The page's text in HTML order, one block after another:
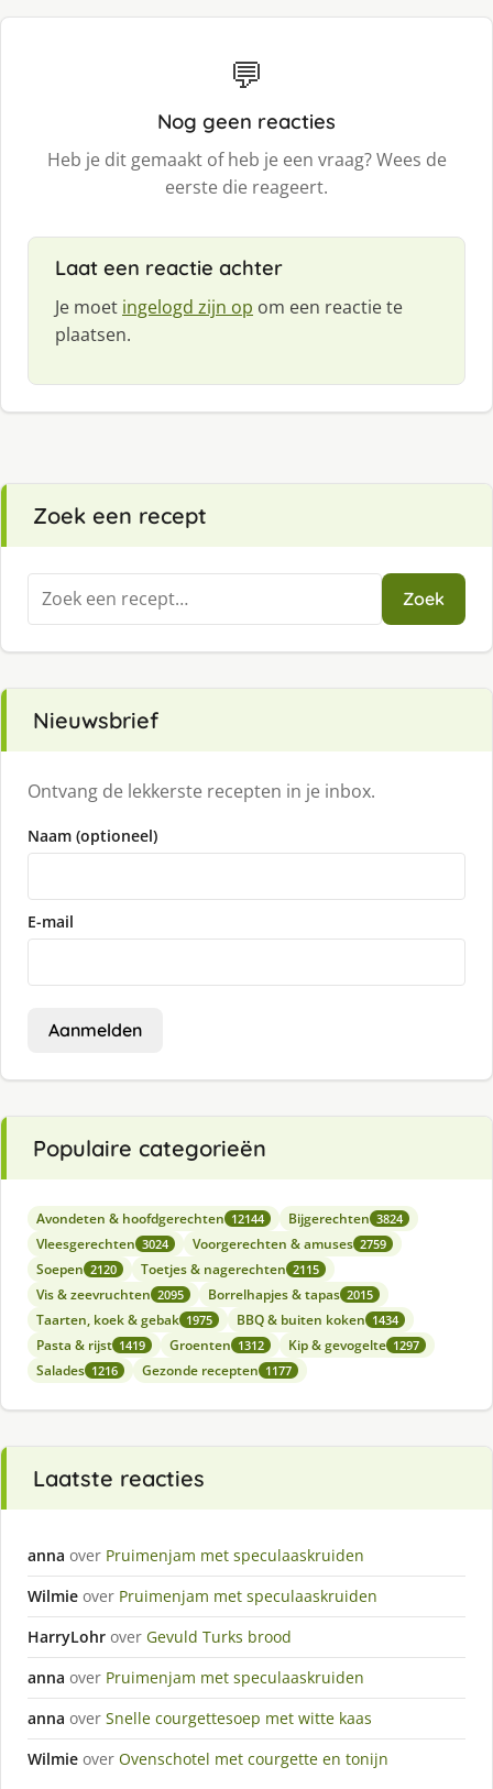
💬
Nog geen reacties
Heb je dit gemaakt of heb je een vraag? Wees de
eerste die reageert.
Laat een reactie achter
Je moet ingelogd zijn op om een reactie te
plaatsen.
Zoek een recept
Zoeken
naar:
Zoek
Nieuwsbrief
Ontvang de lekkerste recepten in je inbox.
Naam (optioneel)
E-mail
Aanmelden
Populaire categorieën
Avondeten & hoofdgerechten 12144 Bijgerechten 3824
Vleesgerechten 3024 Voorgerechten & amuses 2759
Soepen 2120 Toetjes & nagerechten 2115
Vis & zeevruchten 2095 Borrelhapjes & tapas 2015
Taarten, koek & gebak 1975 BBQ & buiten koken 1434
Pasta & rijst 1419 Groenten 1312 Kip & gevogelte 1297
Salades 1216 Gezonde recepten 1177
Laatste reacties
anna over Pruimenjam met speculaaskruiden
Wilmie over Pruimenjam met speculaaskruiden
HarryLohr over Gevuld Turks brood
anna over Pruimenjam met speculaaskruiden
anna over Snelle courgettesoep met witte kaas
Wilmie over Ovenschotel met courgette en tonijn